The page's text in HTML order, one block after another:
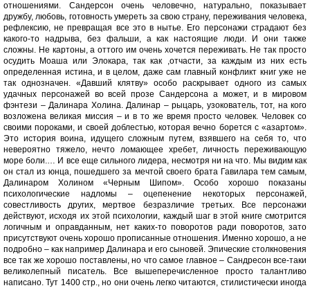
отношениями. Сандерсон очень человечно, натурально, показывает
дружбу, любовь, готовность умереть за свою страну, переживания человека,
рефлексию, не превращая все это в нытье. Его персонажи страдают без
какого-то надрыва, без фальши, а как настоящие люди. И они также
сложны. Не картоны, а оттого им очень хочется переживать. Не так просто
осудить Моаша или Элокара, так как ,отчасти, за каждым из них есть
определенная истина, и в целом, даже сам главный конфликт книг уже не
так однозначен. «Давший клятву» особо раскрывает одного из самых
удачных персонажей во всей прозе Сандерсона а может, и в мировом
фэнтези – Далинара Холина. Далинар – рыцарь, узокователь, тот, на кого
возложена великая миссия – и в то же время просто человек. Человек со
своими пороками, и своей доблестью, которая вечно борется с «азартом».
Это история воина, идущего сложным путем, взявшего на себя то, что
невероятно тяжело, нечто ломающее хребет, личность переживающую
море боли.… И все еще сильного лидера, несмотря ни на что. Мы видим как
он стал из юнца, пошедшего за мечтой своего брата Гавилара тем самым,
Далинаром Холином «Черным Шипом». Особо хорошо показаны
психологические надломы – оцепенение некоторых персонажей,
совестливость других, мертвое безразличие третьих. Все персонажи
действуют, исходя их этой психологии, каждый шаг в этой книге смотрится
логичным и оправданным, нет каких-то поворотов ради поворотов, зато
присутствуют очень хорошо прописанные отношения. Именно хорошо, а не
подробно – как например Далинара и его сыновей. Эпические столкновения
все так же хорошо поставлены, но что самое главное – Сандресон все-таки
великолепный писатель. Все вышеперечисленное просто талантливо
написано. Тут 1400 стр., но они очень легко читаются, стилистически иногда